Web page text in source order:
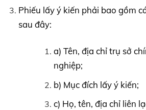
Phiếu lấy ý kiến phải bao gồm
sau đây:
a) Tên, địa chỉ trụ sở
nghiệp;
b) Mục đích lấy ý kiến;
c) Họ, tên, địa chỉ liên